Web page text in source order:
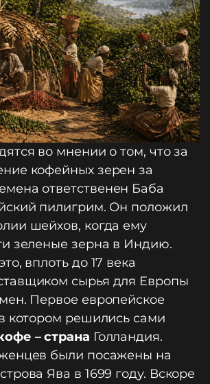
во мнении о том, что за
кофейных зерен за
ответственен Баба
пилигрим. Он положил
шейхов, когда ему
зеленые зерна в Индию.
вплоть до 17 века
сырья для Европы
Первое европейское
котором решились сами
– страна Голландия.
были посажены на
Ява в 1699 году. Вскоре